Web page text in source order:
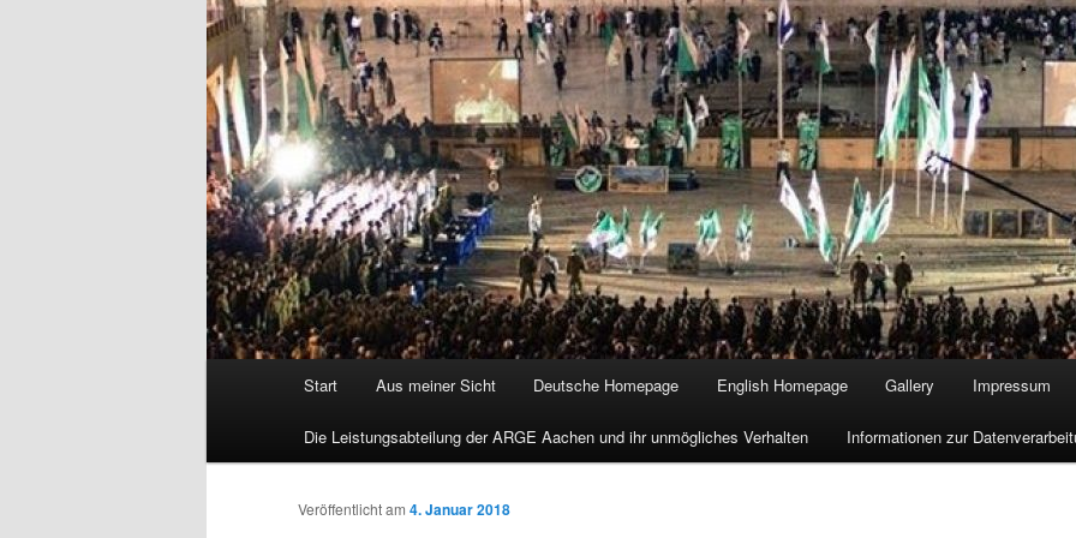
Start Aus meiner Sicht Deutsche Homepage English Homepage Gallery Impressum
Die Leistungsabteilung der ARGE Aachen und ihr unmögliches Verhalten Informationen zur
Veröffentlicht am 4. Januar 2018